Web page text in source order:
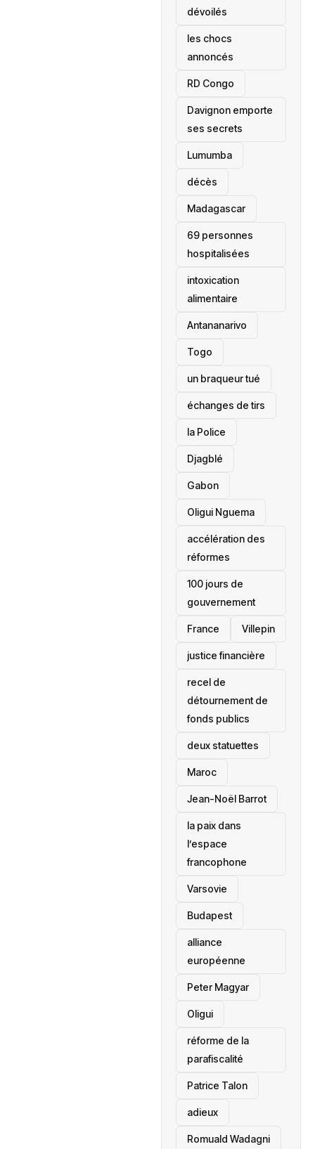
dévoilés
les chocs
annoncés
‎RD Congo
Davignon emporte
ses secrets
Lumumba
décès
‎Madagascar
69 personnes
hospitalisées
intoxication
alimentaire
Antananarivo
‎Togo
un braqueur tué
échanges de tirs
la Police
Djagblé
Gabon
Oligui Nguema
accélération des
réformes
100 jours de
gouvernement
France Villepin
justice financière
recel de
détournement de
fonds publics
deux statuettes
Maroc
Jean-Noël Barrot
la paix dans
l’espace
francophone
‎Varsovie
Budapest
alliance
européenne
Peter Magyar
Oligui
réforme de la
parafiscalité
Patrice Talon
adieux
Romuald Wadagni